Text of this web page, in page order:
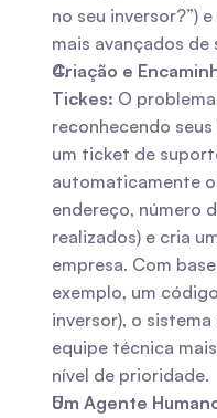
no seu inversor?”)
mais avançados
Criação e
Tickes: O
reconhecendo
um ticket de
automaticamente
endereço, número
realizados) e cria
empresa. Com
exemplo, um
inversor), o
equipe técnica
nível de prioridade.
Um Agente